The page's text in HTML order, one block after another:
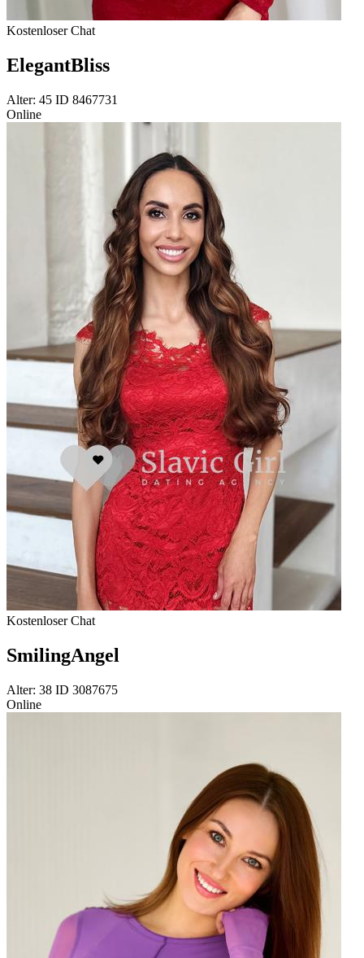
Kostenloser Chat
ElegantBliss
Alter: 45 ID 8467731
Online
Kostenloser Chat
SmilingAngel
Alter: 38 ID 3087675
Online